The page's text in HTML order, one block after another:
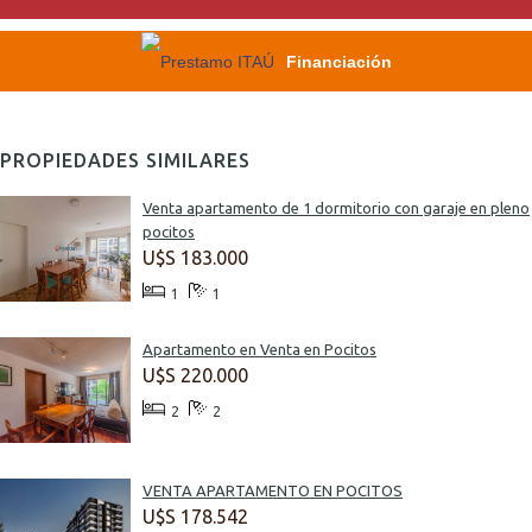
Financiación
PROPIEDADES SIMILARES
Venta apartamento de 1 dormitorio con garaje en pleno
pocitos
U$S 183.000
1 1
Apartamento en Venta en Pocitos
U$S 220.000
2 2
VENTA APARTAMENTO EN POCITOS
U$S 178.542